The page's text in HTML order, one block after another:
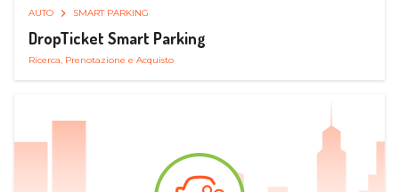
AUTO SMART PARKING
DropTicket Smart Parking
Ricerca, Prenotazione e Acquisto